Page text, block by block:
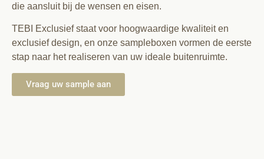
die aansluit bij de wensen en eisen.
TEBI Exclusief staat voor hoogwaardige kwaliteit en
exclusief design, en onze sampleboxen vormen de eerste
stap naar het realiseren van uw ideale buitenruimte.
Vraag uw sample aan